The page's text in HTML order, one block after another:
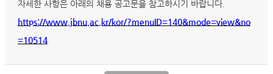
자세한 사항은 아래의 채용 공고문을 참고하시기 바랍니다.
https://www.jbnu.ac.kr/kor/?menuID=140&mode=view&no
=10514